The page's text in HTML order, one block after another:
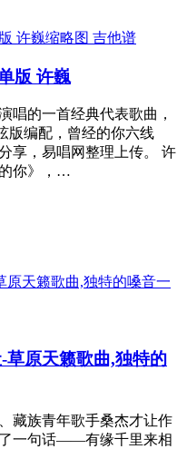
吉他谱
版 许巍
唱的一首经典代表歌曲，
版编配，曾经的你六线
享，易唱网整理上传。 许
你》，…
草原天籁歌曲,独特的
藏族青年歌手桑杰才让作
一句话——有缘千里来相